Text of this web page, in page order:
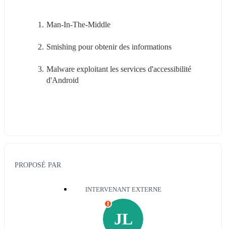
Man-In-The-Middle
Smishing pour obtenir des informations
Malware exploitant les services d'accessibilité
d'Android
PROPOSÉ PAR
INTERVENANT EXTERNE
JL
I